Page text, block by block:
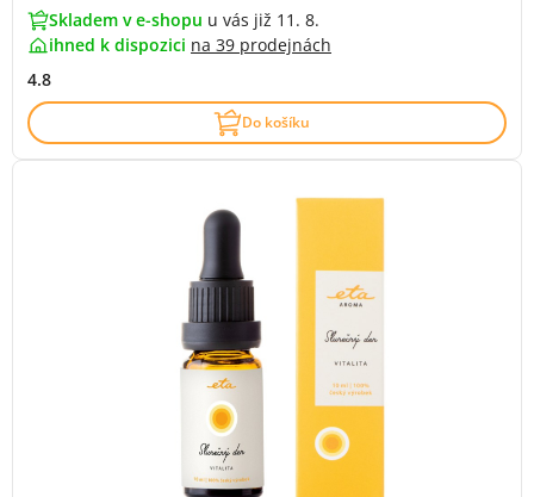
Skladem v e-shopu u vás již 11. 8.
ihned k dispozici na 39 prodejnách
4.8
Do košíku